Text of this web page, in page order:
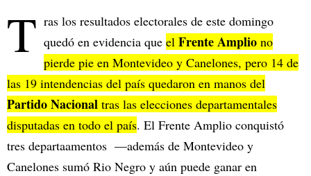
T ras los resultados electorales de este domingo
quedó en evidencia que el Frente Amplio no
pierde pie en Montevideo y Canelones, pero 14 de
las 19 intendencias del país quedaron en manos del
Partido Nacional tras las elecciones departamentales
disputadas en todo el país. El Frente Amplio conquistó
tres departaamentos —además de Montevideo y
Canelones sumó Rio Negro y aún puede ganar en